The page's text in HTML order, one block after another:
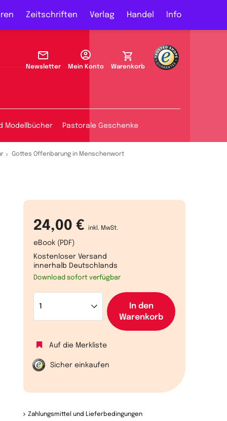
Zeitschriften Verlag Handel Info
Newsletter Mein Konto Warenkorb
Modellbücher Pastorale Geschenke
Gottes Offenbarung in Menschenwort
24,00 € inkl. MwSt.
eBook (PDF)
Kostenloser Versand
innerhalb Deutschlands
Download sofort verfügbar
In den
Warenkorb
Auf die Merkliste
Sicher einkaufen
Zahlungsmittel und Lieferbedingungen